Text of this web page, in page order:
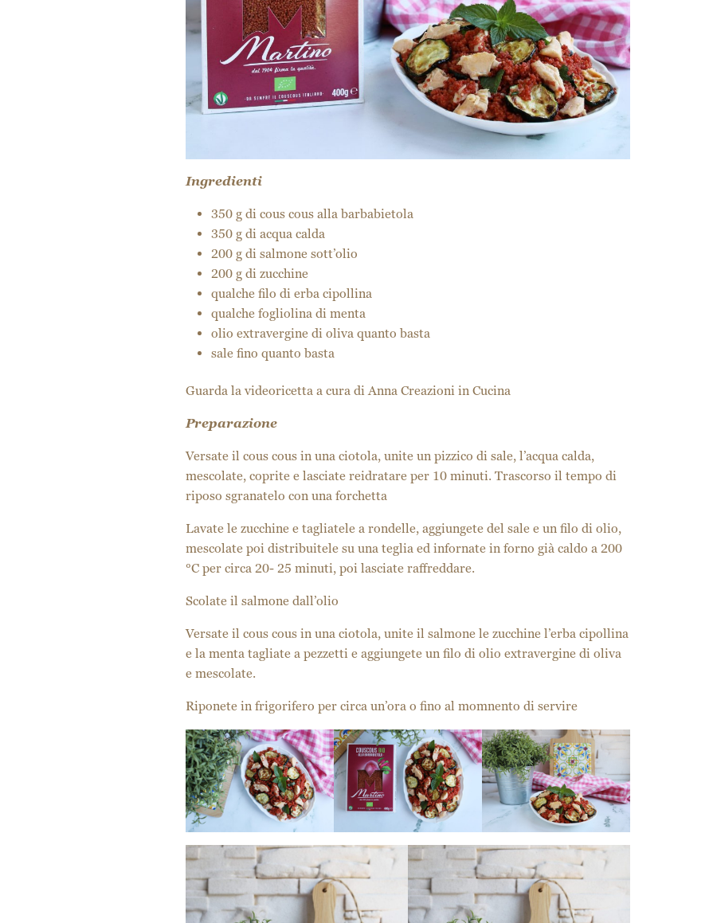
Ingredienti
350 g di cous cous alla barbabietola
350 g di acqua calda
200 g di salmone sott’olio
200 g di zucchine
qualche filo di erba cipollina
qualche fogliolina di menta
olio extravergine di oliva quanto basta
sale fino quanto basta
Guarda la videoricettaa cura diAnna Creazioni in Cucina
Preparazione
Versate il cous cous in una ciotola, unite un pizzico di sale, l’acqua calda,
mescolate, coprite e lasciate reidratare per 10 minuti. Trascorso il tempo di
riposo sgranatelo con una forchetta
Lavate le zucchine e tagliatele a rondelle, aggiungete del sale e un filo di olio,
mescolate poi distribuitele su una teglia ed infornate in forno già caldo a 200
°C per circa 20- 25 minuti, poi lasciate raffreddare.
Scolate il salmone dall’olio
Versate il cous cous in una ciotola, unite il salmone le zucchine l’erba cipollina
e la menta tagliate a pezzetti e aggiungete un filo di olio extravergine di oliva
e mescolate.
Riponete in frigorifero per circa un’ora o fino al momnento di servire